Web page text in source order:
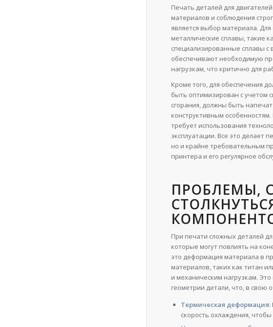
Печать деталей для
материалов и соблюдения
является выбор материала.
металлические сплавы, такие
специализированные сплавы с
обеспечивают необходимую
нагрузкам, что критично для
Кроме того, для обеспечения
быть оптимизирован с учетом
сгорания, должны быть
конструктивным
требует использования
эксплуатации. Все это делает
но и крайне требовательным
принтера и его регулярное
ПРОБЛЕМЫ,
При печати сложных деталей
которые могут повлиять на
это деформация материала в
материалов, таких как титан
и механическим нагрузкам.
геометрии детали, что, в свою
Термическая деформация:
скорость охлаждения,